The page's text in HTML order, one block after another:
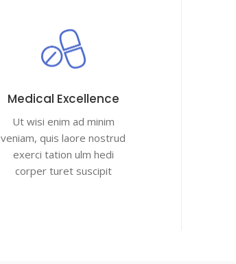
Medical Excellence
Ut wisi enim ad minim
veniam, quis laore nostrud
exerci tation ulm hedi
corper turet suscipit